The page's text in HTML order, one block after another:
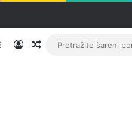
PrijavaRandom članak